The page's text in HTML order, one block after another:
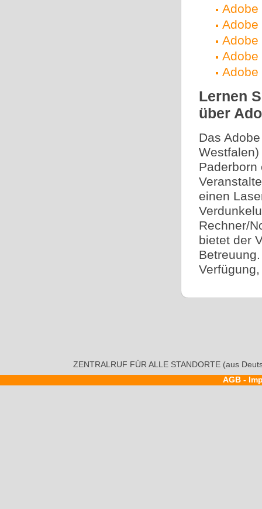
Adobe
Adobe
Adobe
Adobe
Adobe
Lernen
über
Das
Paderborn
einen
Rechner/
bietet der
ZENTRALRUF FÜR ALLE STANDORTE (aus
AGB -